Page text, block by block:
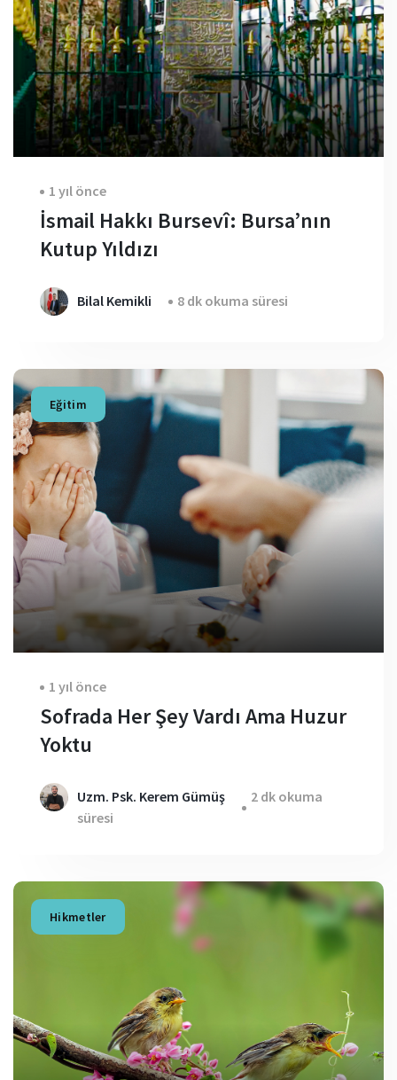
1 yıl önce
İsmail Hakkı Bursevî: Bursa’nın
Kutup Yıldızı
Bilal Kemikli 8 dk okuma süresi
Eğitim
1 yıl önce
Sofrada Her Şey Vardı Ama Huzur
Yoktu
Uzm. Psk. Kerem Gümüş
2 dk okuma
süresi
Hikmetler